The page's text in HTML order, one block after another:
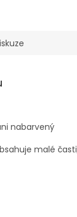
nabarvený
malé